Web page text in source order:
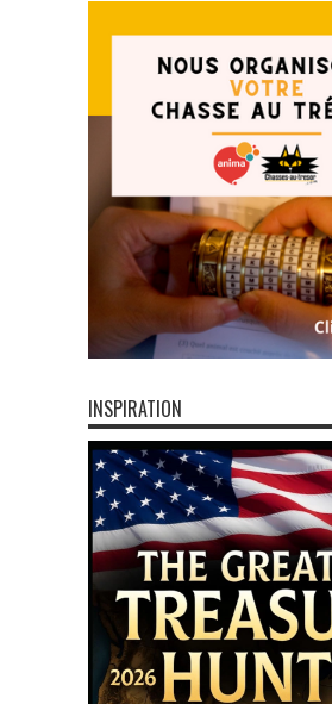
INSPIRATION